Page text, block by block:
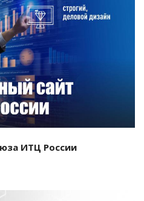
проект
ИТЦ России